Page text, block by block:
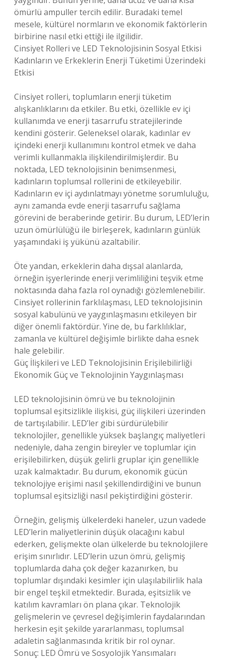
ömürlü ampuller tercih edilir. Buradaki temel
mesele, kültürel normların ve ekonomik faktörlerin
birbirine nasıl etki ettiği ile ilgilidir.
Cinsiyet Rolleri ve LED Teknolojisinin Sosyal Etkisi
Kadınların ve Erkeklerin Enerji Tüketimi Üzerindeki
Etkisi
Cinsiyet rolleri, toplumların enerji tüketim
alışkanlıklarını da etkiler. Bu etki, özellikle ev içi
kullanımda ve enerji tasarrufu stratejilerinde
kendini gösterir. Geleneksel olarak, kadınlar ev
içindeki enerji kullanımını kontrol etmek ve daha
verimli kullanmakla ilişkilendirilmişlerdir. Bu
noktada, LED teknolojisinin benimsenmesi,
kadınların toplumsal rollerini de etkileyebilir.
Kadınların ev içi aydınlatmayı yönetme sorumluluğu,
aynı zamanda evde enerji tasarrufu sağlama
görevini de beraberinde getirir. Bu durum, LED’lerin
uzun ömürlülüğü ile birleşerek, kadınların günlük
yaşamındaki iş yükünü azaltabilir.
Öte yandan, erkeklerin daha dışsal alanlarda,
örneğin işyerlerinde enerji verimliliğini teşvik etme
noktasında daha fazla rol oynadığı gözlemlenebilir.
Cinsiyet rollerinin farklılaşması, LED teknolojisinin
sosyal kabulünü ve yaygınlaşmasını etkileyen bir
diğer önemli faktördür. Yine de, bu farklılıklar,
zamanla ve kültürel değişimle birlikte daha esnek
hale gelebilir.
Güç İlişkileri ve LED Teknolojisinin Erişilebilirliği
Ekonomik Güç ve Teknolojinin Yaygınlaşması
LED teknolojisinin ömrü ve bu teknolojinin
toplumsal eşitsizlikle ilişkisi, güç ilişkileri üzerinden
de tartışılabilir. LED’ler gibi sürdürülebilir
teknolojiler, genellikle yüksek başlangıç maliyetleri
nedeniyle, daha zengin bireyler ve toplumlar için
erişilebilirken, düşük gelirli gruplar için genellikle
uzak kalmaktadır. Bu durum, ekonomik gücün
teknolojiye erişimi nasıl şekillendirdiğini ve bunun
toplumsal eşitsizliği nasıl pekiştirdiğini gösterir.
Örneğin, gelişmiş ülkelerdeki haneler, uzun vadede
LED’lerin maliyetlerinin düşük olacağını kabul
ederken, gelişmekte olan ülkelerde bu teknolojilere
erişim sınırlıdır. LED’lerin uzun ömrü, gelişmiş
toplumlarda daha çok değer kazanırken, bu
toplumlar dışındaki kesimler için ulaşılabilirlik hala
bir engel teşkil etmektedir. Burada, eşitsizlik ve
katılım kavramları ön plana çıkar. Teknolojik
gelişmelerin ve çevresel değişimlerin faydalarından
herkesin eşit şekilde yararlanması, toplumsal
adaletin sağlanmasında kritik bir rol oynar.
Sonuç: LED Ömrü ve Sosyolojik Yansımaları